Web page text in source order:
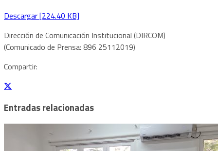
Descargar [224.40 KB]
Dirección de Comunicación Institucional (DIRCOM)
(Comunicado de Prensa: 896 25112019)
Compartir:
Entradas relacionadas